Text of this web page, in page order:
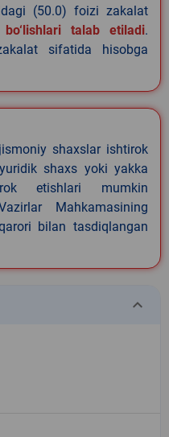
(50.0) foizi zakalat
talab etiladi.
sifatida hisobga
shaxslar ishtirok
shaxs yoki yakka
etishlari mumkin
Mahkamasining
bilan tasdiqlangan
keyboard_arrow_down